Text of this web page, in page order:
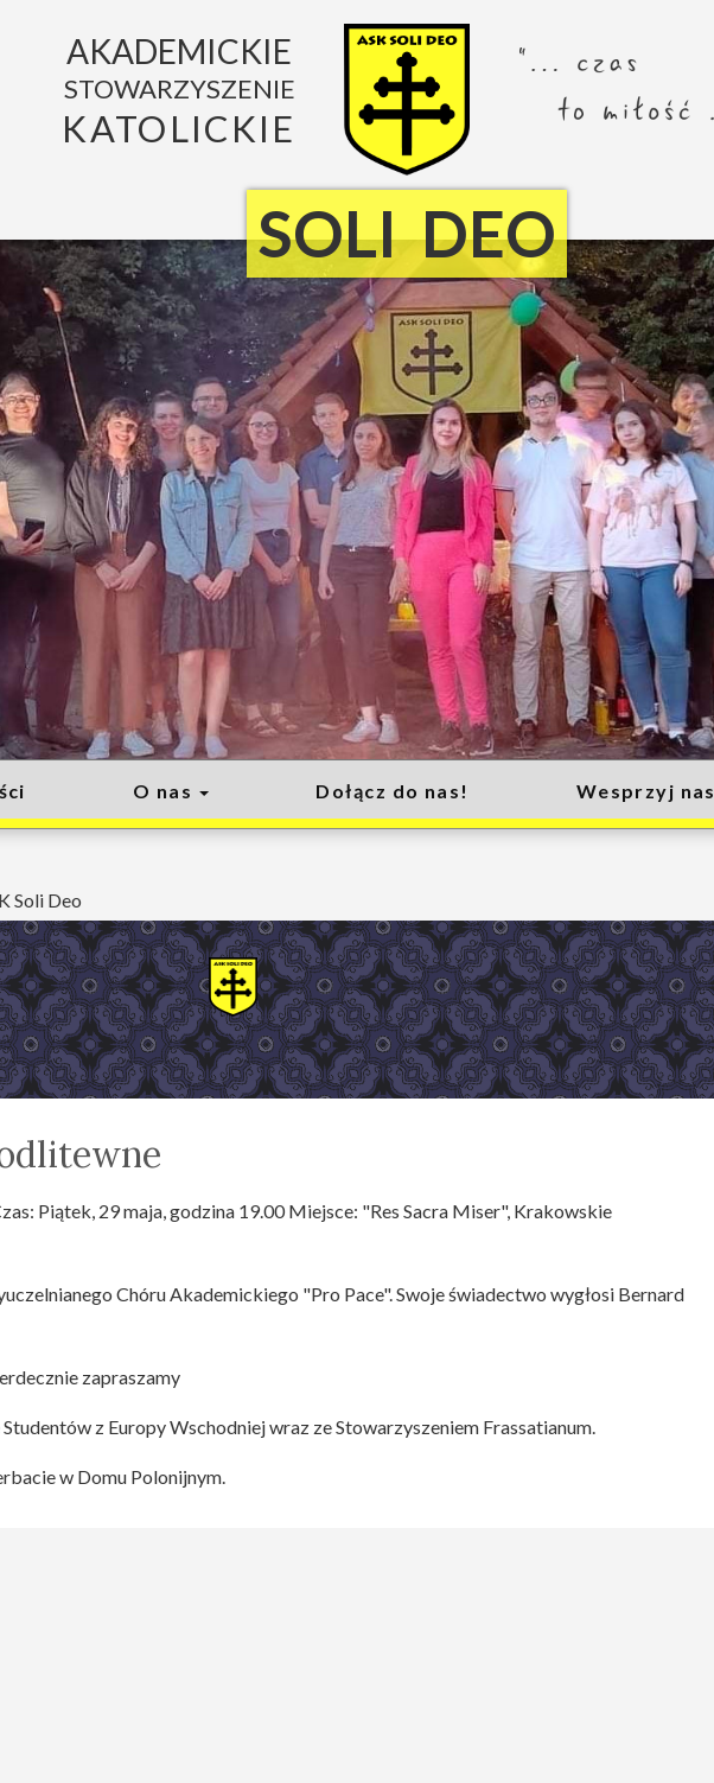
SOLI DEO
AKADEMICKIE
STOWARZYSZENIE
KATOLICKIE
O nas Dołącz do nas! Wesprzyj nas
Soli Deo
Piątek, 29 maja, godzina 19.00 Miejsce: "Res Sacra Miser", Krakowskie
Chóru Akademickiego "Pro Pace". Swoje świadectwo wygłosi Bernard
zapraszamy
z Europy Wschodniej wraz ze Stowarzyszeniem Frassatianum.
w Domu Polonijnym.